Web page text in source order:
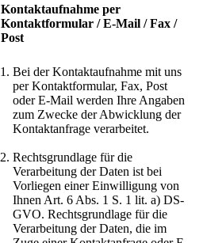
Kontaktaufnahme per
Kontaktformular / E-Mail / Fax /
Post
Bei der Kontaktaufnahme mit uns
per Kontaktformular, Fax, Post
oder E-Mail werden Ihre Angaben
zum Zwecke der Abwicklung der
Kontaktanfrage verarbeitet.
Rechtsgrundlage für die
Verarbeitung der Daten ist bei
Vorliegen einer Einwilligung von
Ihnen Art. 6 Abs. 1 S. 1 lit. a) DS-
GVO. Rechtsgrundlage für die
Verarbeitung der Daten, die im